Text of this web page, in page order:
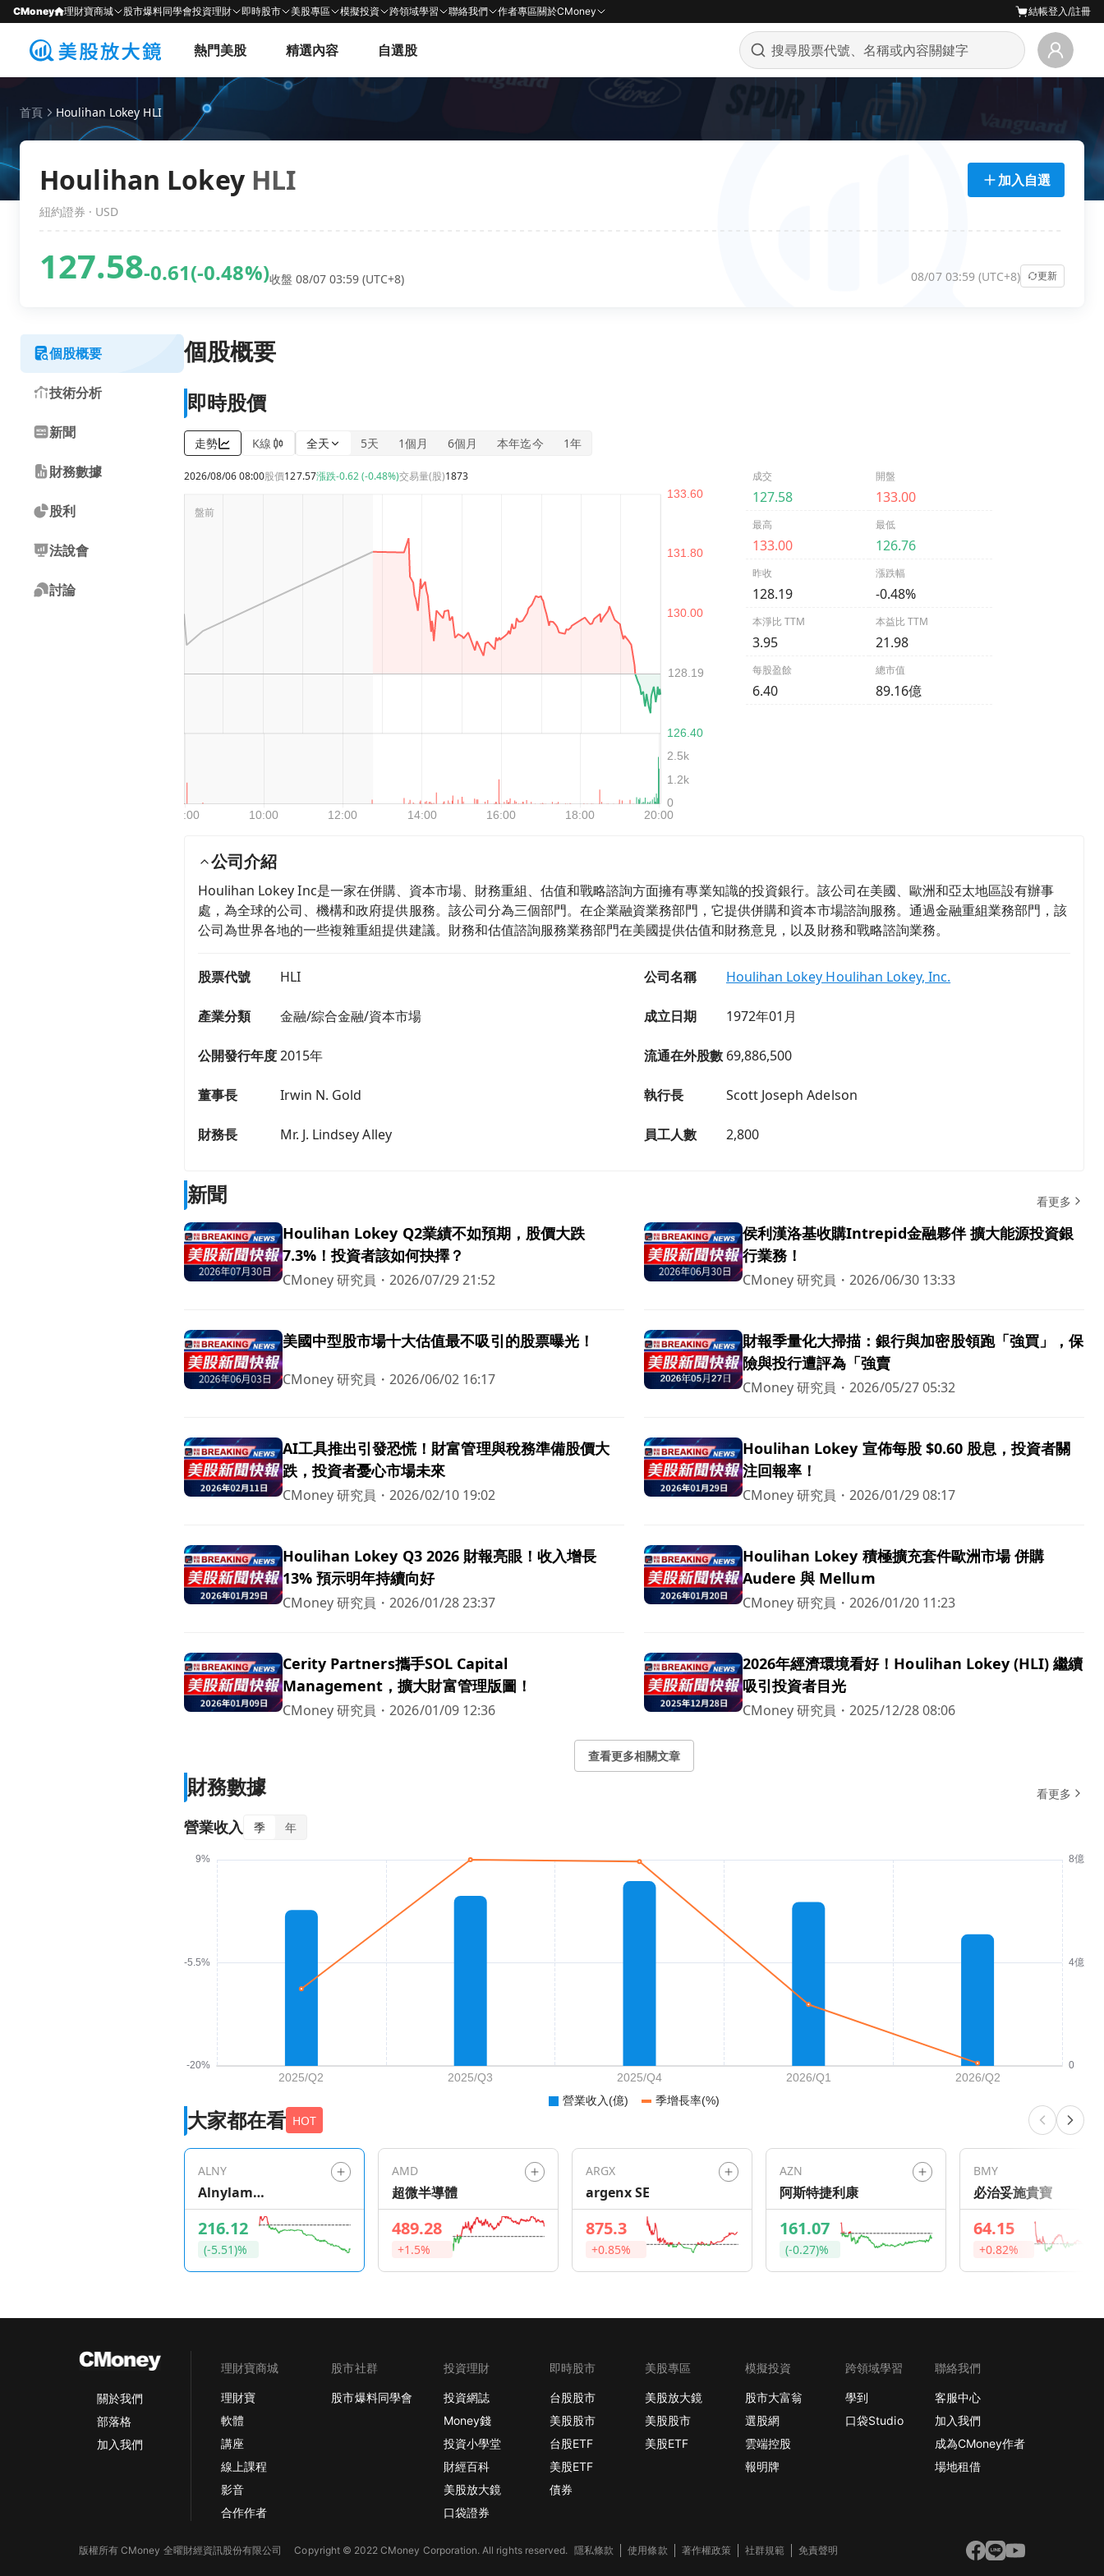
CMoney 理財寶商城 股市爆料同學會投資理財 即時股市 美股專區 模擬投資 跨領域學習 聯絡我們 作者專區關於CMoney 結帳登入/註冊
熱門美股 精選內容 自選股
首頁 Houlihan Lokey HLI
Houlihan Lokey HLI 加入自選
紐約證券 · USD
127.58-0.61(-0.48%)收盤 08/07 03:59 (UTC+8) 08/07 03:59 (UTC+8) 更新
個股概要
技術分析
新聞
財務數據
股利
法說會
討論
個股概要
即時股價
走勢 K線 全天 5天 1個月 6個月 本年迄今 1年
2026/08/06 08:00股價127.57漲跌-0.62 (-0.48%)交易量(股)1873 成交
127.58
開盤
133.00
最高
133.00
最低
126.76
昨收
128.19
漲跌幅
-0.48%
本淨比 TTM
3.95
本益比 TTM
21.98
每股盈餘
6.40
總市值
89.16億
公司介紹
Houlihan Lokey Inc是一家在併購、資本市場、財務重組、估值和戰略諮詢方面擁有專業知識的投資銀行。該公司在美國、歐洲和亞太地區設有辦事
處，為全球的公司、機構和政府提供服務。該公司分為三個部門。在企業融資業務部門，它提供併購和資本市場諮詢服務。通過金融重組業務部門，該
公司為世界各地的一些複雜重組提供建議。財務和估值諮詢服務業務部門在美國提供估值和財務意見，以及財務和戰略諮詢業務。
股票代號 HLI 公司名稱 Houlihan Lokey Houlihan Lokey, Inc.
產業分類 金融/綜合金融/資本市場 成立日期 1972年01月
公開發行年度2015年 流通在外股數 69,886,500
董事長 Irwin N. Gold 執行長 Scott Joseph Adelson
財務長 Mr. J. Lindsey Alley 員工人數 2,800
新聞 看更多
Houlihan Lokey Q2業績不如預期，股價大跌
7.3%！投資者該如何抉擇？
CMoney 研究員 ・2026/07/29 21:52
侯利漢洛基收購Intrepid金融夥伴 擴大能源投資銀
行業務！
CMoney 研究員 ・2026/06/30 13:33
美國中型股市場十大估值最不吸引的股票曝光！
CMoney 研究員 ・2026/06/02 16:17
財報季量化大掃描：銀行與加密股領跑「強買」，保
險與投行遭評為「強賣
CMoney 研究員 ・2026/05/27 05:32
AI工具推出引發恐慌！財富管理與稅務準備股價大
跌，投資者憂心市場未來
CMoney 研究員 ・2026/02/10 19:02
Houlihan Lokey 宣佈每股 $0.60 股息，投資者關
注回報率！
CMoney 研究員 ・2026/01/29 08:17
Houlihan Lokey Q3 2026 財報亮眼！收入增長
13% 預示明年持續向好
CMoney 研究員 ・2026/01/28 23:37
Houlihan Lokey 積極擴充套件歐洲市場 併購
Audere 與 Mellum
CMoney 研究員 ・2026/01/20 11:23
Cerity Partners攜手SOL Capital
Management，擴大財富管理版圖！
CMoney 研究員 ・2026/01/09 12:36
2026年經濟環境看好！Houlihan Lokey (HLI) 繼續
吸引投資者目光
CMoney 研究員 ・2025/12/28 08:06
查看更多相關文章
財務數據 看更多
營業收入 季 年
大家都在看 HOT
ALNY
Alnylam
Pharmaceuticals
216.12
(-5.51)%
AMD
超微半導體
489.28
+1.5%
ARGX
argenx SE
875.3
+0.85%
AZN
阿斯特捷利康
161.07
(-0.27)%
BMY
必治妥施貴寶
64.15
+0.82%
關於我們
部落格
加入我們
理財寶商城
理財寶
軟體
講座
線上課程
影音
合作作者
股市社群
股市爆料同學會
投資理財
投資網誌
Money錢
投資小學堂
財經百科
美股放大鏡
口袋證券
即時股市
台股股市
美股股市
台股ETF
美股ETF
債券
美股專區
美股放大鏡
美股股市
美股ETF
模擬投資
股市大富翁
選股網
雲端控股
報明牌
跨領域學習
學到
口袋Studio
聯絡我們
客服中心
加入我們
成為CMoney作者
場地租借
版權所有 CMoney 全曜財經資訊股份有限公司Copyright © 2022 CMoney Corporation. All rights reserved. 隱私條款 使用條款 著作權政策 社群規範 免責聲明